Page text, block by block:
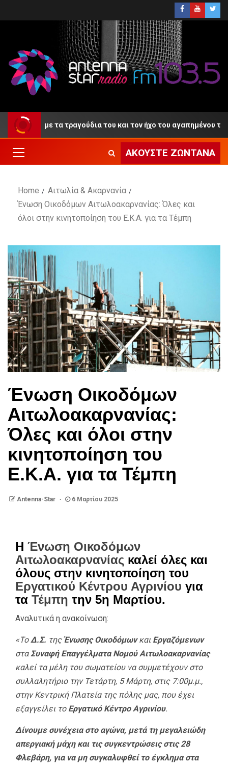
με τα τραγούδια του και τον ήχο του αγαπημένου του
ΑΚΟΎΣΤΕ ΖΩΝΤΑΝΆ
Home
Αιτωλία & Ακαρνανία
Ένωση Οικοδόμων Αιτωλοακαρνανίας: Όλες και
όλοι στην κινητοποίηση του Ε.Κ.Α. για τα Τέμπη
Ένωση Οικοδόμων
Αιτωλοακαρνανίας:
Όλες και όλοι στην
κινητοποίηση του
Ε.Κ.Α. για τα Τέμπη
Antenna-Star 6 Μαρτίου 2025
Η Ένωση Οικοδόμων
Αιτωλοακαρνανίας καλεί όλες και
όλους στην κινητοποίηση του
Εργατικού Κέντρου Αγρινίου για
τα Τέμπη την 5η Μαρτίου.
Αναλυτικά η ανακοίνωση:
«ΤοΔ.Σ. τηςΈνωσης Οικοδόμωνκαι Εργαζόμενων
σταΣυναφή Επαγγέλματα Νομού Αιτωλοακαρνανίας
καλεί τα μέλη του σωματείου να συμμετέχουν στο
συλλαλητήριο την Τετάρτη, 5 Μάρτη, στις 7:00μ.μ.,
στην Κεντρική Πλατεία της πόλης μας, που έχει
εξαγγείλει το Εργατικό Κέντρο Αγρινίου.
Δίνουμε συνέχεια στο αγώνα, μετά τη μεγαλειώδη
απεργιακή μάχη και τις συγκεντρώσεις στις 28
Φλεβάρη, για να μη συγκαλυφθεί το έγκλημα στα